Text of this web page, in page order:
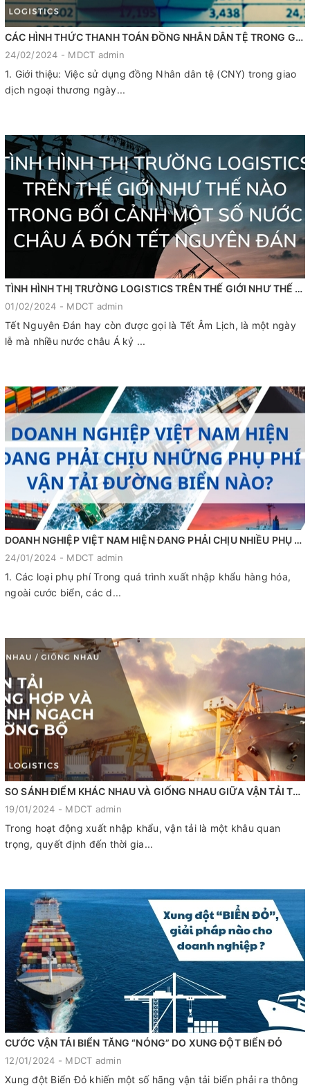
CÁC HÌNH THỨC THANH TOÁN ĐỒNG NHÂN DÂN TỆ TRONG GIAO DỊCH NGOẠI THƯƠNG
24/02/2024 - MDCT admin
1. Giới thiệu: Việc sử dụng đồng Nhân dân tệ (CNY) trong giao
dịch ngoại thương ngày...
TÌNH HÌNH THỊ TRƯỜNG LOGISTICS TRÊN THẾ GIỚI NHƯ THẾ NÀO TRONG BỐI CẢNH MỘT SỐ NƯỚC CHÂU Á ĐÓN TẾT NGUYÊN ĐÁN
01/02/2024 - MDCT admin
Tết Nguyên Đán hay còn được gọi là Tết Âm Lịch, là một ngày
lễ mà nhiều nước châu Á kỷ ...
DOANH NGHIỆP VIỆT NAM HIỆN ĐANG PHẢI CHỊU NHIỀU PHỤ PHÍ VẬN TẢI ĐƯỜNG BIỂN NÀO?
24/01/2024 - MDCT admin
1. Các loại phụ phí Trong quá trình xuất nhập khẩu hàng hóa,
ngoài cước biển, các d...
SO SÁNH ĐIỂM KHÁC NHAU VÀ GIỐNG NHAU GIỮA VẬN TẢI TỔNG HỢP VÀ VẬN TẢI CHÍNH NGẠCH ĐƯỜNG BỘ
19/01/2024 - MDCT admin
Trong hoạt động xuất nhập khẩu, vận tải là một khâu quan
trọng, quyết định đến thời gia...
CƯỚC VẬN TẢI BIỂN TĂNG “NÓNG” DO XUNG ĐỘT BIỂN ĐỎ
12/01/2024 - MDCT admin
Xung đột Biển Đỏ khiến một số hãng vận tải biển phải ra thông